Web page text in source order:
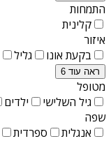
התמחות
קלינית
איזור
בקעת אונו
גליל
ראה עוד 6
מטופל
גיל השלישי
ילדים
שפה
אנגלית
ספרדית